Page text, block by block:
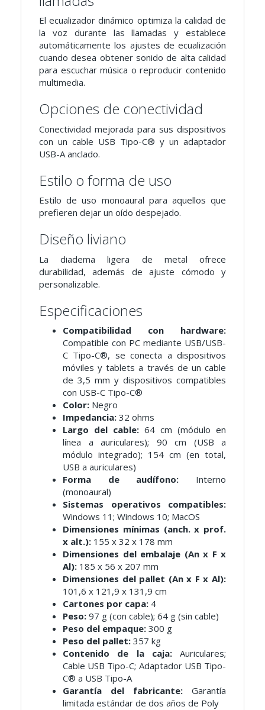
El ecualizador dinámico optimiza la calidad de
la voz durante las llamadas y establece
automáticamente los ajustes de ecualización
cuando desea obtener sonido de alta calidad
para escuchar música o reproducir contenido
multimedia.
Opciones de conectividad
Conectividad mejorada para sus dispositivos
con un cable USB Tipo-C® y un adaptador
USB-A anclado.
Estilo o forma de uso
Estilo de uso monoaural para aquellos que
prefieren dejar un oído despejado.
Diseño liviano
La diadema ligera de metal ofrece
durabilidad, además de ajuste cómodo y
personalizable.
Especificaciones
Compatibilidad con hardware:
Compatible con PC mediante USB/USB-
C Tipo-C®, se conecta a dispositivos
móviles y tablets a través de un cable
de 3,5 mm y dispositivos compatibles
con USB-C Tipo-C®
Color: Negro
Impedancia: 32 ohms
Largo del cable: 64 cm (módulo en
línea a auriculares); 90 cm (USB a
módulo integrado); 154 cm (en total,
USB a auriculares)
Forma de audífono: Interno
(monoaural)
Sistemas operativos compatibles:
Windows 11; Windows 10; MacOS
Dimensiones mínimas (anch. x prof.
x alt.): 155 x 32 x 178 mm
Dimensiones del embalaje (An x F x
Al): 185 x 56 x 207 mm
Dimensiones del pallet (An x F x Al):
101,6 x 121,9 x 131,9 cm
Cartones por capa: 4
Peso: 97 g (con cable); 64 g (sin cable)
Peso del empaque: 300 g
Peso del pallet: 357 kg
Contenido de la caja:Auriculares;
Cable USB Tipo-C; Adaptador USB Tipo-
C® a USB Tipo-A
Garantía del fabricante: Garantía
limitada estándar de dos años de Poly